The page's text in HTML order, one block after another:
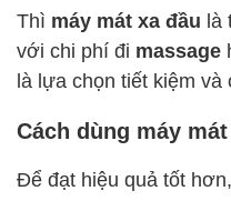
Thì máy mát xa đầu là
với chi phí đi massage
là lựa chọn tiết kiệm và
Cách dùng máy
Để đạt hiệu quả tốt